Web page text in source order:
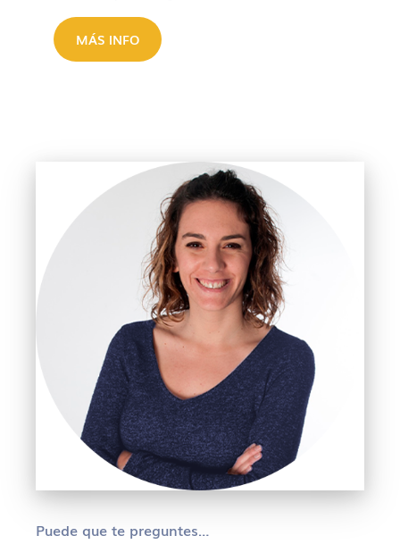
MÁS INFO
Puede que te preguntes…